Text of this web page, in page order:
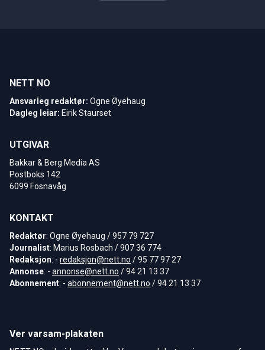
NETT NO
Ansvarleg redaktør: Ogne Øyehaug
Dagleg leiar: Eirik Staurset
UTGIVAR
Bakkar & Berg Media AS
Postboks 142
6099 Fosnavåg
KONTAKT
Redaktør: Ogne Øyehaug / 957 79 727
Journalist: Marius Rosbach / 907 36 774
Redaksjon: - redaksjon@nett.no / 95 77 97 27
Annonse: - annonse@nett.no / 94 21 13 37
Abonnement: - abonnement@nett.no / 94 21 13 37
Ver varsam-plakaten